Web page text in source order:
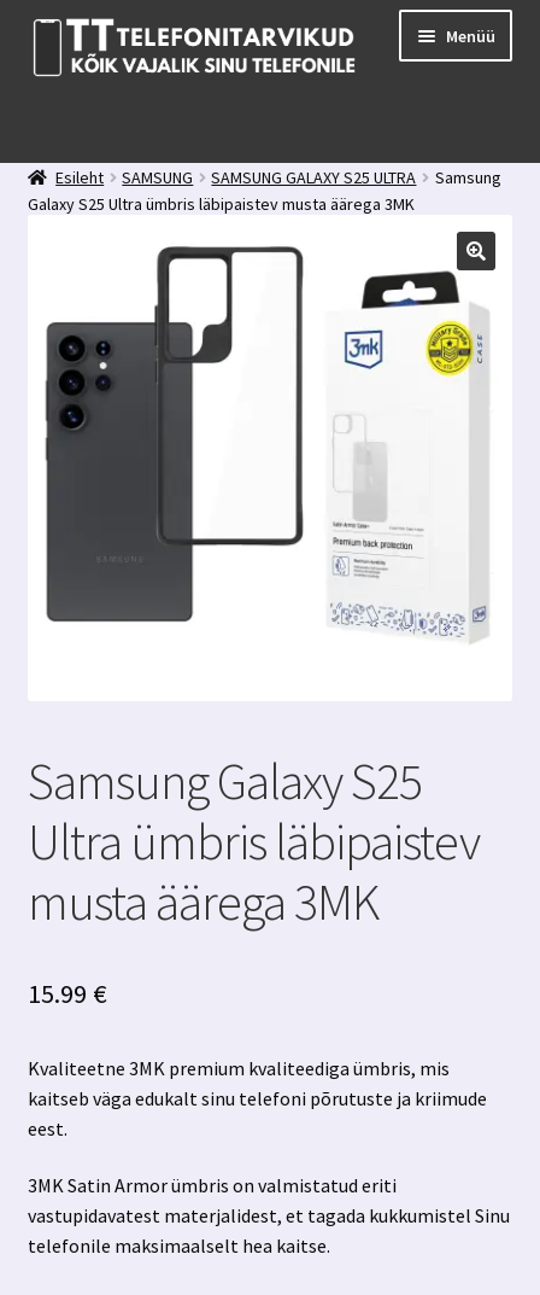
Liigu
navigeerimisele
Liigu
juurde
Menüü
Minu konto
Tagasiside
Esileht SAMSUNG SAMSUNG GALAXY S25 ULTRA
Samsung
Galaxy S25 Ultra ümbris läbipaistev musta äärega 3MK
Samsung Galaxy S25
Ultra ümbris läbipaistev
musta äärega 3MK
15.99 €
Kvaliteetne 3MK premium kvaliteediga ümbris, mis
kaitseb väga edukalt sinu telefoni põrutuste ja kriimude
eest.
3MK Satin Armor ümbris on valmistatud eriti
vastupidavatest materjalidest, et tagada kukkumistel Sinu
telefonile maksimaalselt hea kaitse.